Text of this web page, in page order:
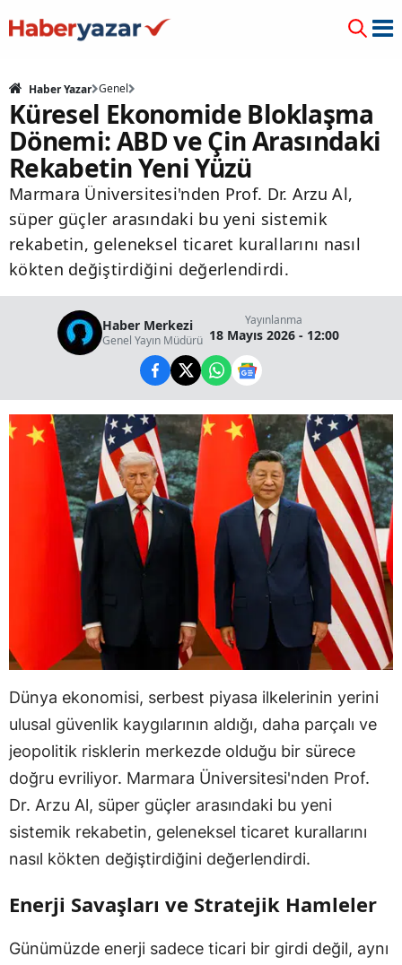
Haber Yazar Genel
Küresel Ekonomide Bloklaşma
Dönemi: ABD ve Çin Arasındaki
Rekabetin Yeni Yüzü
Marmara Üniversitesi'nden Prof. Dr. Arzu Al,
süper güçler arasındaki bu yeni sistemik
rekabetin, geleneksel ticaret kurallarını nasıl
kökten değiştirdiğini değerlendirdi.
Haber Merkezi
Genel Yayın Müdürü
Yayınlanma
18 Mayıs 2026 - 12:00
Dünya ekonomisi, serbest piyasa ilkelerinin yerini
ulusal güvenlik kaygılarının aldığı, daha parçalı ve
jeopolitik risklerin merkezde olduğu bir sürece
doğru evriliyor. Marmara Üniversitesi'nden Prof.
Dr. Arzu Al, süper güçler arasındaki bu yeni
sistemik rekabetin, geleneksel ticaret kurallarını
nasıl kökten değiştirdiğini değerlendirdi.
Enerji Savaşları ve Stratejik Hamleler
Günümüzde enerji sadece ticari bir girdi değil, aynı